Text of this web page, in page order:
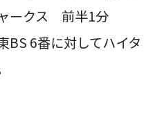
ークス 前半1分
BS 6番に対してハイタ